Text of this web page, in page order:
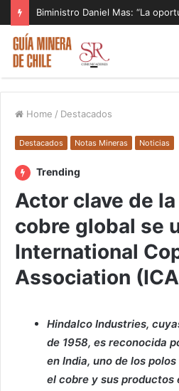
Home / Destacados
Destacados Notas Mineras Noticias
Trending
Actor clave de
cobre global se
International
Association
Hindalco Industries,
de 1958, es reconocida
en India, uno de los
el cobre y sus productos